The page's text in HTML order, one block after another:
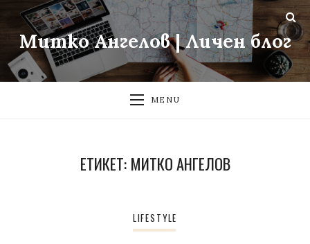
Митко Ангелов | Личен блог
MENU
ЕТИКЕТ: МИТКО АНГЕЛОВ
LIFESTYLE